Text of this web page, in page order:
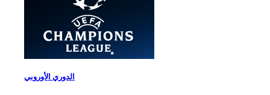
الدوري الأوروبي